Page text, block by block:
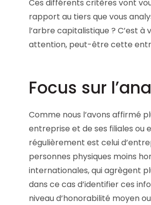
Ces différents critères vont
rapport au tiers que vous
l’arbre capitalistique ? C’est
attention, peut-être cette
Focus sur
Comme nous l’avons affirmé
entreprise et de ses filiales ou
régulièrement est celui
personnes physiques moins
internationales, qui agrègent
dans ce cas d’identifier ces
niveau d’honorabilité moyen